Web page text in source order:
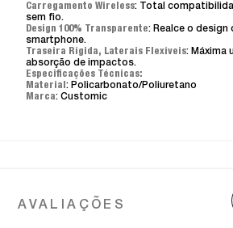
Carregamento Wireless: Total
sem fio.
Design 100% Transparente: Realce o design
smartphone.
Traseira Rígida, Laterais Flexíveis: Máxima
absorção de impactos.
Especificações Técnicas:
Material : Policarbonato/Poliuretano
Marca: Customic